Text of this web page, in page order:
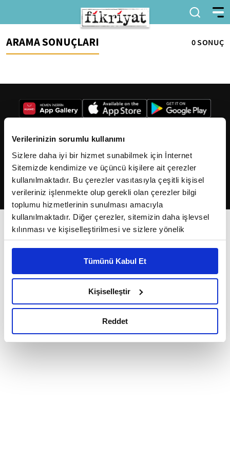
Verilerinizin sorumlu kullanımı
Sizlere daha iyi bir hizmet sunabilmek için İnternet
Sitemizde kendimize ve üçüncü kişilere ait çerezler
kullanılmaktadır. Bu çerezler vasıtasıyla çeşitli kişisel
verileriniz işlenmekte olup gerekli olan çerezler bilgi
toplumu hizmetlerinin sunulması amacıyla
kullanılmaktadır. Diğer çerezler, sitemizin daha işlevsel
kılınması ve kişiselleştirilmesi ve sizlere yönelik
reklam/pazarlama faaliyetlerinin yapılması, amaçlarıyla
Çerezlere ilişkin tercihlerinizi çerez paneli vasıtasıyla
belirleyebilirsiniz. Çerezlere ilişkin detaylı bilgi için
Ayarlar butonuna tıklayabilir,Çerez Bilgilendirme
Metnimizi ziyaret edebilirsiniz.
okumak ve sitemizi ziyaretiniz kapsamında
Tümünü Kabul Et
Kişiselleştir
Reddet
ARAMA SONUÇLARI 0 SONUÇ
2026Fikriyat. Tüm hakları saklıdır.